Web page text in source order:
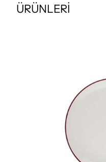
ÜRÜNLERİ